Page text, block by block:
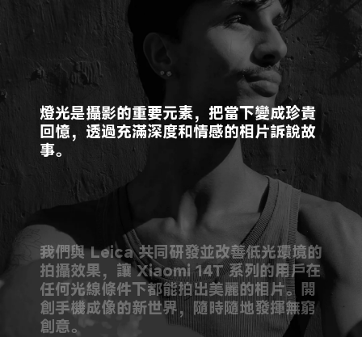
燈光是攝影的重要元素，把當下變成珍貴
回憶，透過充滿深度和情感的相片訴說故
事。
我們與 Leica 共同研發並改善低光環境的
拍攝效果，讓 Xiaomi 14T 系列的用戶在
任何光線條件下都能拍出美麗的相片。開
創手機成像的新世界，隨時隨地發揮無窮
創意。